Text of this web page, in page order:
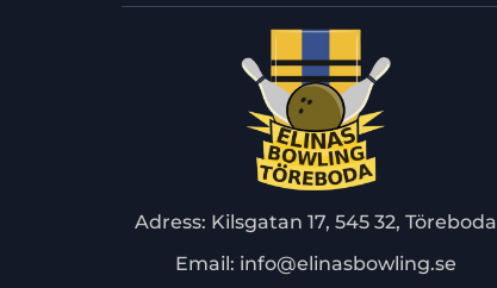
Adress: Kilsgatan 17, 545 32, Töreboda
Email: info@elinasbowling.se